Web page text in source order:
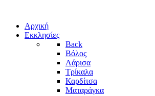
Αρχική
Εκκλησίες
Back
Βόλος
Λάρισα
Τρίκαλα
Καρδίτσα
Ματαράγκα